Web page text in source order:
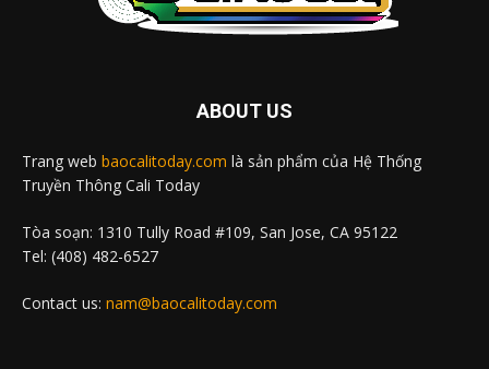
ABOUT US
Trang web baocalitoday.com là sản phẩm của Hệ Thống
Truyền Thông Cali Today
Tòa soạn: 1310 Tully Road #109, San Jose, CA 95122
Tel: (408) 482-6527
Contact us: nam@baocalitoday.com